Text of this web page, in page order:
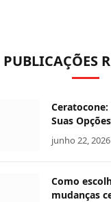
PUBLICAÇÕES
Ceratocone:
Suas
junho 22, 2026
Como
mudanças